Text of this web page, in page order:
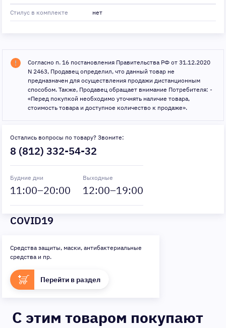
Стилус в комплекте нет
Согласно п. 16 постановления Правительства РФ от 31.12.2020
N 2463, Продавец определил, что данный товар не
предназначен для осуществления продажи дистанционным
способом. Также, Продавец обращает внимание Потребителя: -
«Перед покупкой необходимо уточнять наличие товара,
стоимость товара и доступное количество к продаже».
Остались вопросы по товару? Звоните:
8 (812) 332-54-32
Будние дни
11:00–20:00
Выходные
12:00–19:00
COVID19
Средства защиты, маски, антибактериальные
средства и пр.
Перейти в раздел
C этим товаром покупают